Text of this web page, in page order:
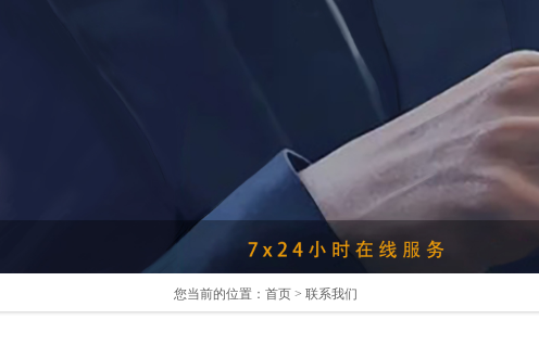
您当前的位置： 首页 > 联系我们